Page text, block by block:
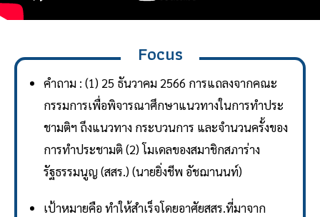
Focus
คำถาม : (1) 25 ธันวาคม 2566 การแถลงจากคณะ
กรรมการเพื่อพิจารณาศึกษาแนวทางในการทำประ
ชามติฯ ถึงแนวทาง กระบวนการ และจำนวนครั้งของ
การทำประชามติ (2) โมเดลของสมาชิกสภาร่าง
รัฐธรรมนูญ (สสร.) (นายยิ่งชีพ อัชฌานนท์)
เป้าหมายคือ ทำให้สำเร็จโดยอาศัยสสร.ที่มาจาก